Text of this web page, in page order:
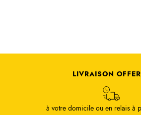
LIVRAISON
à votre domicile ou en relais à